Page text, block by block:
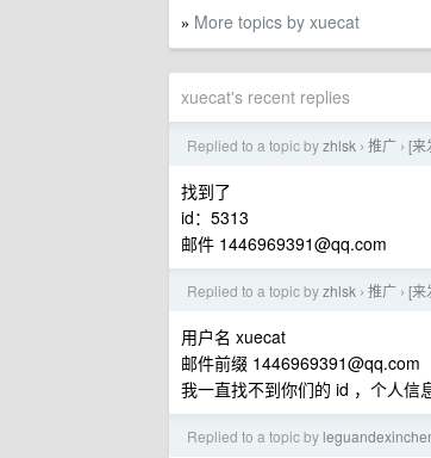
» More topics by xuecat
xuecat's recent replies
Replied to a topic byzhlsk › 推广 › [来
找到了
id：5313
邮件 1446969391@qq.com
Replied to a topic byzhlsk › 推广 › [来
用户名 xuecat
邮件前缀 1446969391@qq.com
我一直找不到你们的 id ，个人信
Replied to a topic by